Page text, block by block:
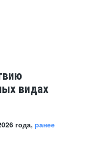
видах
года, ранее